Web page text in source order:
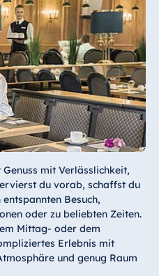
mit Verlässlichkeit,
du vorab, schaffst du
Besuch,
oder zu beliebten Zeiten.
Mittag- oder dem
Erlebnis mit
und genug Raum